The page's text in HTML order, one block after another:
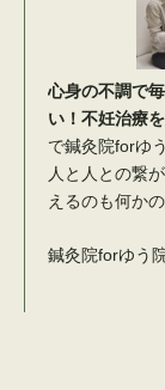
心身の不調で
い！不妊治療
で鍼灸院forゆ
人と人との繋
えるのも何か
鍼灸院forゆう